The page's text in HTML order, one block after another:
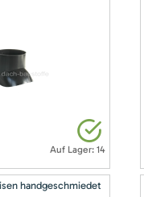
Auf Lager: 14
handgeschmiedet